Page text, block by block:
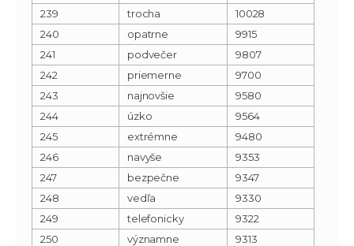
239
trocha
10028
240
opatrne
9915
241
podvečer
9807
242
priemerne
9700
243
najnovšie
9580
244
úzko
9564
245
extrémne
9480
246
navyše
9353
247
bezpečne
9347
248
vedľa
9330
249
telefonicky
9322
250
významne
9313